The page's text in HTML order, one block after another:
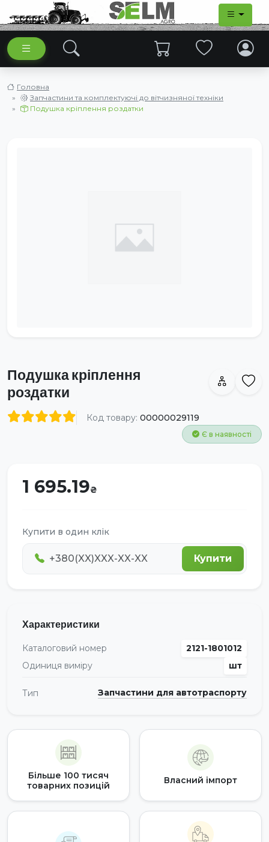
Головна
Запчастини та комплектуючі до вітчизняної техніки
Подушка кріплення роздатки
Подушка кріплення
роздатки
Код товару: 00000029119
Є в наявності
1 695.19
Купити в один клік
Купити
Характеристики
Каталоговий номер
2121-1801012
Одиниця виміру
шт
Тип Запчастини для автотраспорту
Більше 100 тисяч
товарних позицій
Власний імпорт